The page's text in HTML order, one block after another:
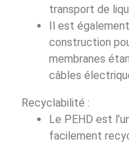
transport de
Il est
construction
membranes
câbles
Recyclabilité :
Le PEHD est
facilement